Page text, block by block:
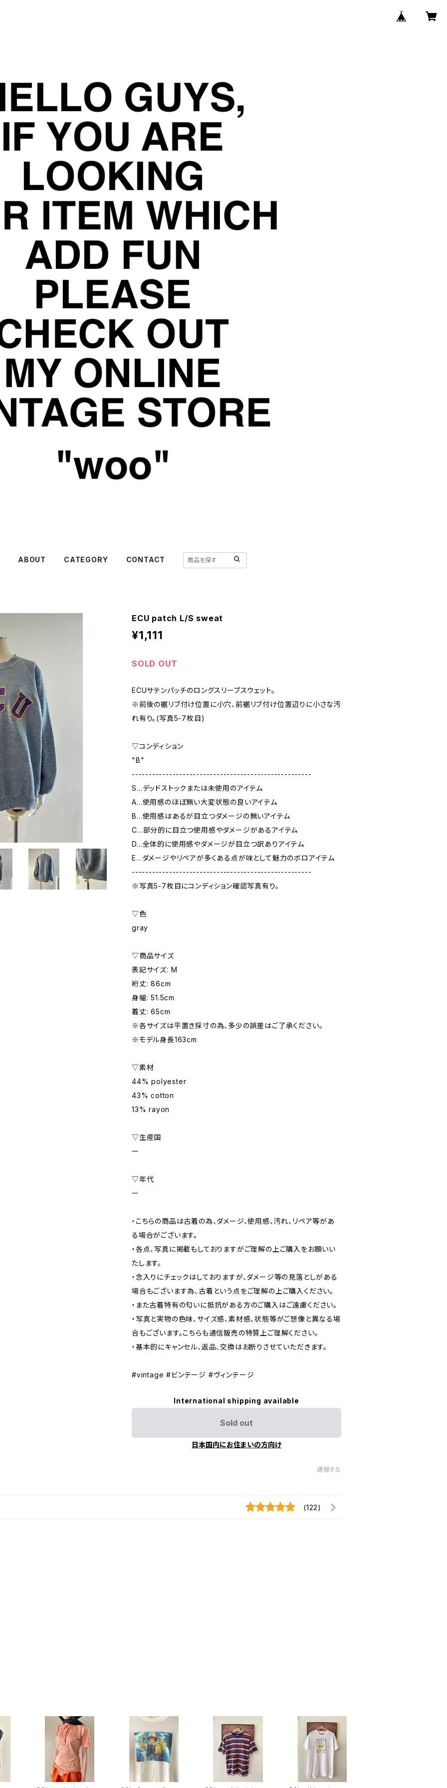
ABOUT CATEGORY CONTACT
ECU patch L/S sweat
¥1,111
SOLD OUT
ECUサテンパッチのロングスリーブスウェット。
※前後の裾リブ付け位置に小穴、前裾リブ付け位置辺りに小さな汚
れ有り。(写真5-7枚目)
▽コンディション
"B"
-----------------------------------------------------
S…デッドストックまたは未使用のアイテム
A…使用感のほぼ無い大変状態の良いアイテム
B…使用感はあるが目立つダメージの無いアイテム
C…部分的に目立つ使用感やダメージがあるアイテム
D…全体的に使用感やダメージが目立つ訳ありアイテム
E…ダメージやリペアが多くある点が味として魅力のボロアイテム
-----------------------------------------------------
※写真5-7枚目にコンディション確認写真有り。
▽色
gray
▽商品サイズ
表記サイズ: M
裄丈: 86cm
身幅: 51.5cm
着丈: 65cm
※各サイズは平置き採寸の為、多少の誤差はご了承ください。
※モデル身長163cm
▽素材
44% polyester
43% cotton
13% rayon
▽生産国
ー
▽年代
ー
・こちらの商品は古着の為、ダメージ、使用感、汚れ、リペア等があ
る場合がございます。
・各点、写真に掲載もしておりますがご理解の上ご購入をお願いい
たします。
・念入りにチェックはしておりますが、ダメージ等の見落としがある
場合もございます為、古着という点をご理解の上ご購入ください。
・また古着特有の匂いに抵抗がある方のご購入はご遠慮ください。
・写真と実物の色味、サイズ感、素材感、状態等がご想像と異なる場
合もございます。こちらも通信販売の特質上ご理解ください。
・基本的にキャンセル、返品、交換はお断りさせていただきます。
#vintage #ビンテージ #ヴィンテージ
International shipping available
Sold out
日本国内にお住まいの方向け
通報する
(122)